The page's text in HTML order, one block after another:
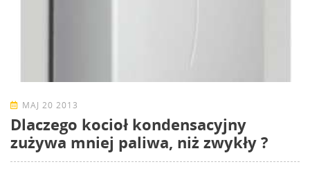
MAJ 20 2013
Dlaczego kocioł kondensacyjny
zużywa mniej paliwa, niż zwykły ?